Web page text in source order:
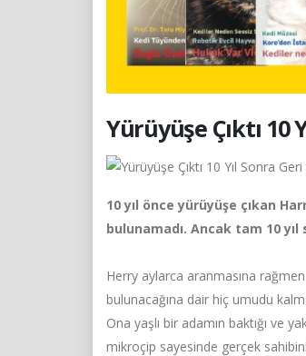
Yürüyüşe Çıktı 10
10 yıl önce yürüyüşe çıkan
bulunamadı. Ancak tam 10
Herry aylarca aranmasına
bulunacağına dair hiç umudu
Ona yaşlı bir adamın baktığı ve
mikroçip sayesinde gerçek